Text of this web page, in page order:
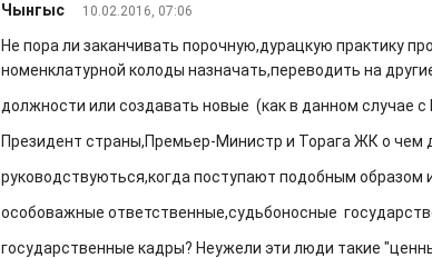
Чынгыс 10.02.2016, 07:06
Не пора ли заканчивать порочную,дурацкую практику
номенклатурной колоды назначать,переводить на
должности или создавать новые (как в данном случае
Президент страны,Премьер-Министр и Торага ЖК о чем
руководствуються,когда поступают подобным образом
особоважные ответственные,судьбоносные
государственные кадры? Неужели эти люди такие